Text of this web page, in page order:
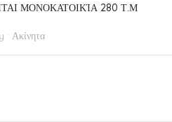
280 Τ.Μ